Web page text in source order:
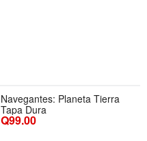
Navegantes: Planeta Tierra
Tapa Dura
Q99.00